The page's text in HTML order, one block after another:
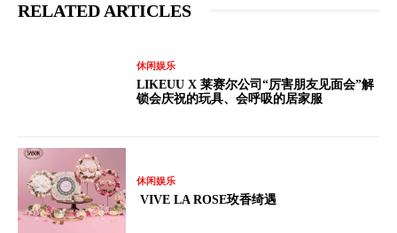
RELATED ARTICLES
休闲娱乐
LIKEUU X 莱赛尔公司“厉害朋友见面会”解
锁会庆祝的玩具、会呼吸的居家服
休闲娱乐
VIVE LA ROSE玫香绮遇